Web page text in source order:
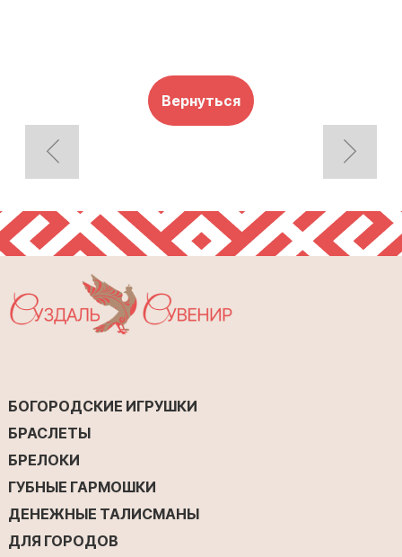
Вернуться
БОГОРОДСКИЕ ИГРУШКИ
БРАСЛЕТЫ
БРЕЛОКИ
ГУБНЫЕ ГАРМОШКИ
ДЕНЕЖНЫЕ ТАЛИСМАНЫ
ДЛЯ ГОРОДОВ